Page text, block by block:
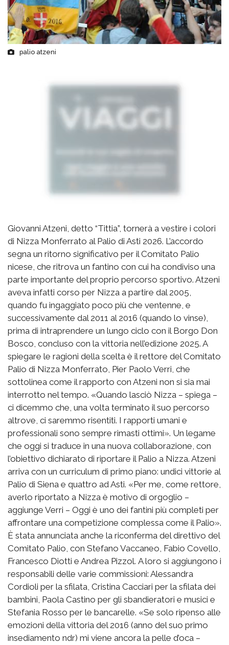
palio atzeni
Giovanni Atzeni, detto “Tittia”, tornerà a vestire i colori
di Nizza Monferrato al Palio di Asti 2026. L’accordo
segna un ritorno significativo per il Comitato Palio
nicese, che ritrova un fantino con cui ha condiviso una
parte importante del proprio percorso sportivo. Atzeni
aveva infatti corso per Nizza a partire dal 2005,
quando fu ingaggiato poco più che ventenne, e
successivamente dal 2011 al 2016 (quando lo vinse),
prima di intraprendere un lungo ciclo con il Borgo Don
Bosco, concluso con la vittoria nell’edizione 2025. A
spiegare le ragioni della scelta è il rettore del Comitato
Palio di Nizza Monferrato, Pier Paolo Verri, che
sottolinea come il rapporto con Atzeni non si sia mai
interrotto nel tempo. «Quando lasciò Nizza – spiega –
ci dicemmo che, una volta terminato il suo percorso
altrove, ci saremmo risentiti. I rapporti umani e
professionali sono sempre rimasti ottimi». Un legame
che oggi si traduce in una nuova collaborazione, con
l’obiettivo dichiarato di riportare il Palio a Nizza. Atzeni
arriva con un curriculum di primo piano: undici vittorie al
Palio di Siena e quattro ad Asti. «Per me, come rettore,
averlo riportato a Nizza è motivo di orgoglio –
aggiunge Verri – Oggi è uno dei fantini più completi per
affrontare una competizione complessa come il Palio».
È stata annunciata anche la riconferma del direttivo del
Comitato Palio, con Stefano Vaccaneo, Fabio Covello,
Francesco Diotti e Andrea Pizzol. A loro si aggiungono i
responsabili delle varie commissioni: Alessandra
Cordioli per la sfilata, Cristina Cacciari per la sfilata dei
bambini, Paola Castino per gli sbandieratori e musici e
Stefania Rosso per le bancarelle. «Se solo ripenso alle
emozioni della vittoria del 2016 (anno del suo primo
insediamento ndr) mi viene ancora la pelle d’oca –